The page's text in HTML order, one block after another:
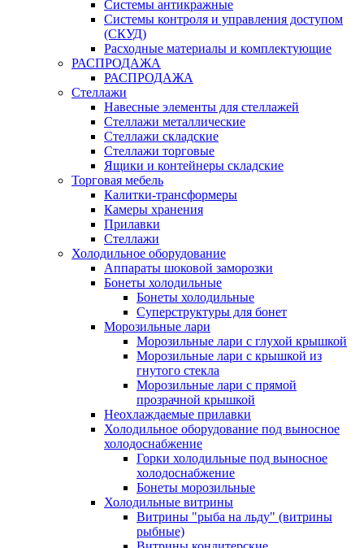
Системы антикражные
Системы контроля и управления доступом
(СКУД)
Расходные материалы и комплектующие
РАСПРОДАЖА
РАСПРОДАЖА
Стеллажи
Навесные элементы для стеллажей
Стеллажи металлические
Стеллажи складские
Стеллажи торговые
Ящики и контейнеры складские
Торговая мебель
Калитки-трансформеры
Камеры хранения
Прилавки
Стеллажи
Холодильное оборудование
Аппараты шоковой заморозки
Бонеты холодильные
Бонеты холодильные
Суперструктуры для бонет
Морозильные лари
Морозильные лари с глухой крышкой
Морозильные лари с крышкой из
гнутого стекла
Морозильные лари с прямой
прозрачной крышкой
Неохлаждаемые прилавки
Холодильное оборудование под выносное
холодоснабжение
Горки холодильные под выносное
холодоснабжение
Бонеты морозильные
Холодильные витрины
Витрины "рыба на льду" (витрины
рыбные)